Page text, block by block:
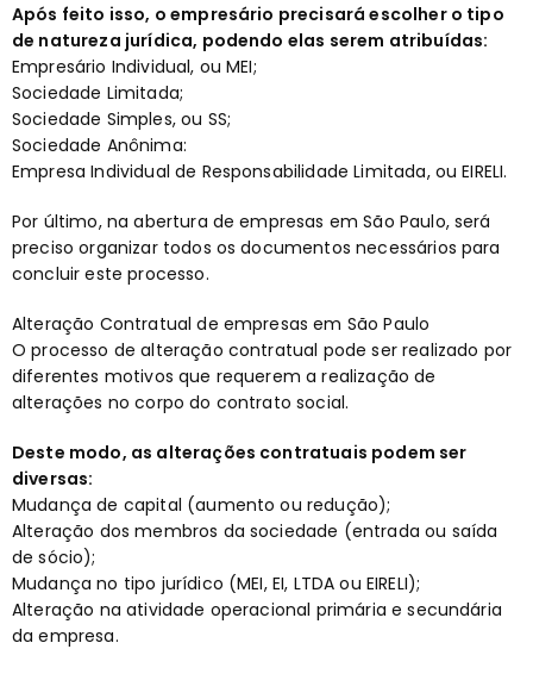
Após feito isso, o empresário precisará escolher o tipo
de natureza jurídica, podendo elas serem atribuídas:
Empresário Individual, ou MEI;
Sociedade Limitada;
Sociedade Simples, ou SS;
Sociedade Anônima:
Empresa Individual de Responsabilidade Limitada, ou EIRELI.
Por último, na abertura de empresas em São Paulo, será
preciso organizar todos os documentos necessários para
concluir este processo.
Alteração Contratual de empresas em São Paulo
O processo de alteração contratual pode ser realizado por
diferentes motivos que requerem a realização de
alterações no corpo do contrato social.
Deste modo, as alterações contratuais podem ser
diversas:
Mudança de capital (aumento ou redução);
Alteração dos membros da sociedade (entrada ou saída
de sócio);
Mudança no tipo jurídico (MEI, EI, LTDA ou EIRELI);
Alteração na atividade operacional primária e secundária
da empresa.